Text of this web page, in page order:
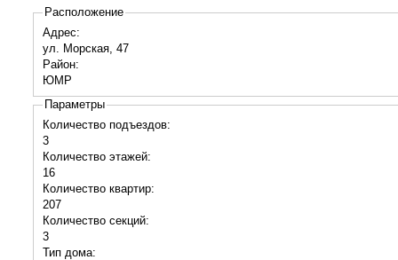
Расположение
Адрес:
ул. Морская, 47
Район:
ЮМР
Параметры
Количество подъездов:
3
Количество этажей:
16
Количество квартир:
207
Количество секций:
3
Тип дома: